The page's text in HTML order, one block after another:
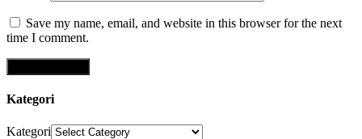
Save my name, email, and website in this browser for the next
time I comment.
Kategori
Kategori